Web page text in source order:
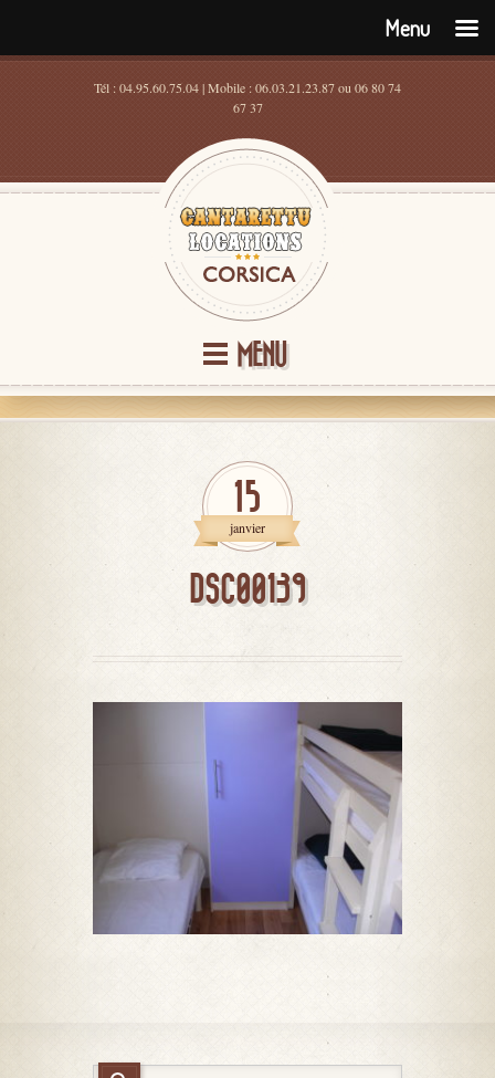
Tél : 04.95.60.75.04 | Mobile : 06.03.21.23.87 ou 06 80 74
67 37
MENU
15
janvier
DSC00139
Menu